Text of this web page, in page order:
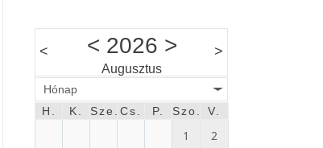
< < 2026 >
Augusztus
>
Hónap
H.
K. Sze. Cs. P. Szo. V.
1 2